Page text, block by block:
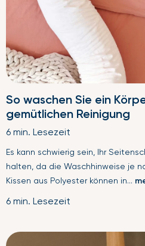
So waschen Sie ein
gemütlichen Reinigung
6 min. Lesezeit
Es kann schwierig sein, Ihr
halten, da die Waschhinweise je
Kissen aus Polyester können in...
6 min. Lesezeit